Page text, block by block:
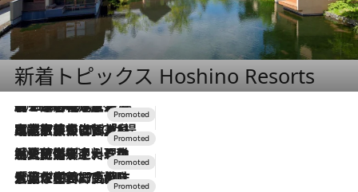
新着トピックス Hoshino Resorts
2026.8.7
【トンボの足水浴】ヒノキの香りに包まれて涼感マックス！約13℃の湧水かけ流しを避暑地「星野温泉 トンボの湯」で体験
2026.7.31
【ホテル帰省】という選択肢をOMOが提案。家族とほどよい距離を保つには「昼は実家、夜は気兼ねなくホテルで！」
2026.7.24
【夏限定ディナーコース】旬を迎える稚鮎や花ズッキーニなどをイタリア・トスカーナの郷土料理の手法で満喫！
2026.7.17
「土佐和ハーブかき氷」がOMO7高知に登場！生姜、山椒、大葉など目にも舌にも涼を呼ぶ郷土の味